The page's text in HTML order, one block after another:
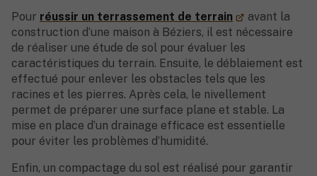
Pour réussir un terrassement de terrain
avant la
construction d’une maison à Béziers, il est nécessaire
de réaliser une étude de sol pour évaluer les
caractéristiques du terrain. Ensuite, le déblaiement est
effectué pour enlever les obstacles tels que les
racines et les pierres. Après cela, le nivellement
permet de préparer une surface plane et stable. La
mise en place d’un drainage efficace est essentielle
pour éviter les problèmes d’humidité.
Enfin, un compactage du sol est réalisé pour garantir